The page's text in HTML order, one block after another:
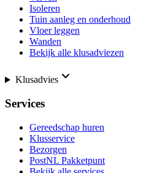
Isoleren
Tuin aanleg en onderhoud
Vloer leggen
Wanden
Bekijk alle klusadviezen
Klusadvies
Services
Gereedschap huren
Klusservice
Bezorgen
PostNL Pakketpunt